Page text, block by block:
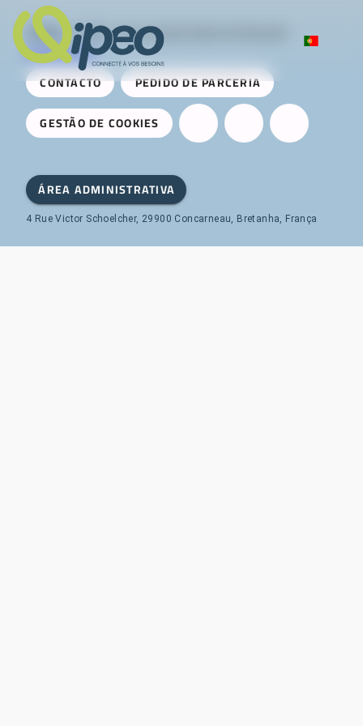
Qipeo © 2025 -Uma solução desenvolvida pela
AireServices
CONTACTO
PEDIDO DE PARCERIA
GESTÃO DE COOKIES
ÁREA ADMINISTRATIVA
4 Rue Victor Schoelcher, 29900 Concarneau, Bretanha, França